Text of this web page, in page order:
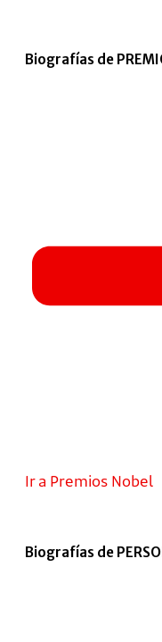
Biografías de
Ir a Premios Nobel
Biografías de